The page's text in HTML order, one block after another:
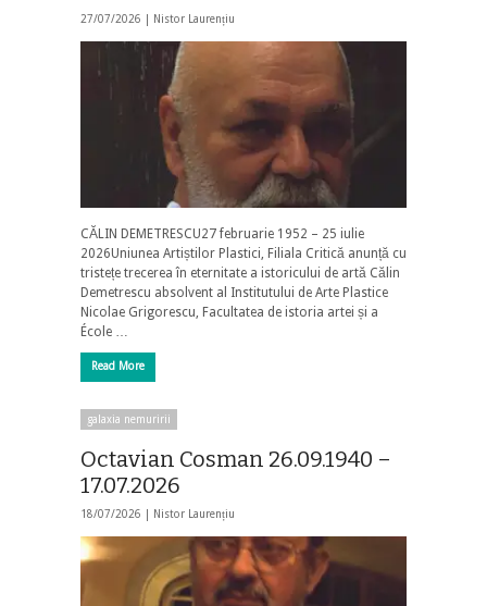
27/07/2026 | Nistor Laurențiu
CĂLIN DEMETRESCU27 februarie 1952 – 25 iulie
2026Uniunea Artiștilor Plastici, Filiala Critică anunță cu
tristețe trecerea în eternitate a istoricului de artă Călin
Demetrescu absolvent al Institutului de Arte Plastice
Nicolae Grigorescu, Facultatea de istoria artei și a
École …
Read More
galaxia nemuririi
Octavian Cosman 26.09.1940 –
17.07.2026
18/07/2026 | Nistor Laurențiu